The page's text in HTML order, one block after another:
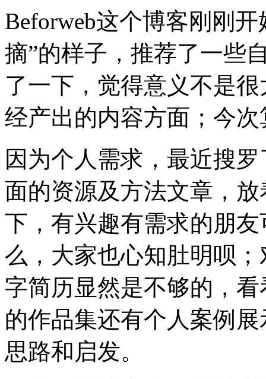
Beforweb这个博客刚刚
摘”的样子，推荐了一些
了一下，觉得意义不是
经产出的内容方面；今
因为个人需求，最近搜
面的资源及方法文章，
下，有兴趣有需求的朋
么，大家也心知肚明呗
字简历显然是不够的，
的作品集还有个人案例
思路和启发。